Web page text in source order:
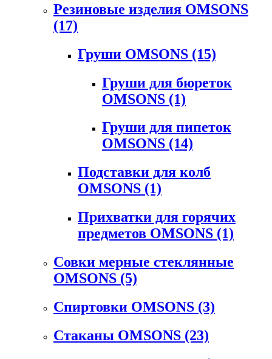
Резиновые изделия OMSONS
(17)
Груши OMSONS (15)
Груши для бюреток
OMSONS (1)
Груши для пипеток
OMSONS (14)
Подставки для колб
OMSONS (1)
Прихватки для горячих
предметов OMSONS (1)
Совки мерные стеклянные
OMSONS (5)
Спиртовки OMSONS (3)
Стаканы OMSONS (23)